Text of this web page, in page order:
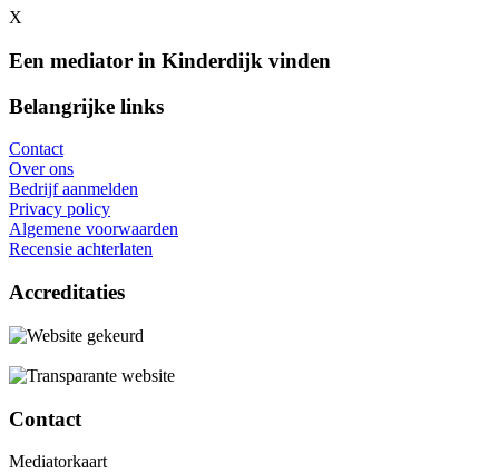
X
Een mediator in Kinderdijk vinden
Belangrijke links
Contact
Over ons
Bedrijf aanmelden
Privacy policy
Algemene voorwaarden
Recensie achterlaten
Accreditaties
Contact
Mediatorkaart